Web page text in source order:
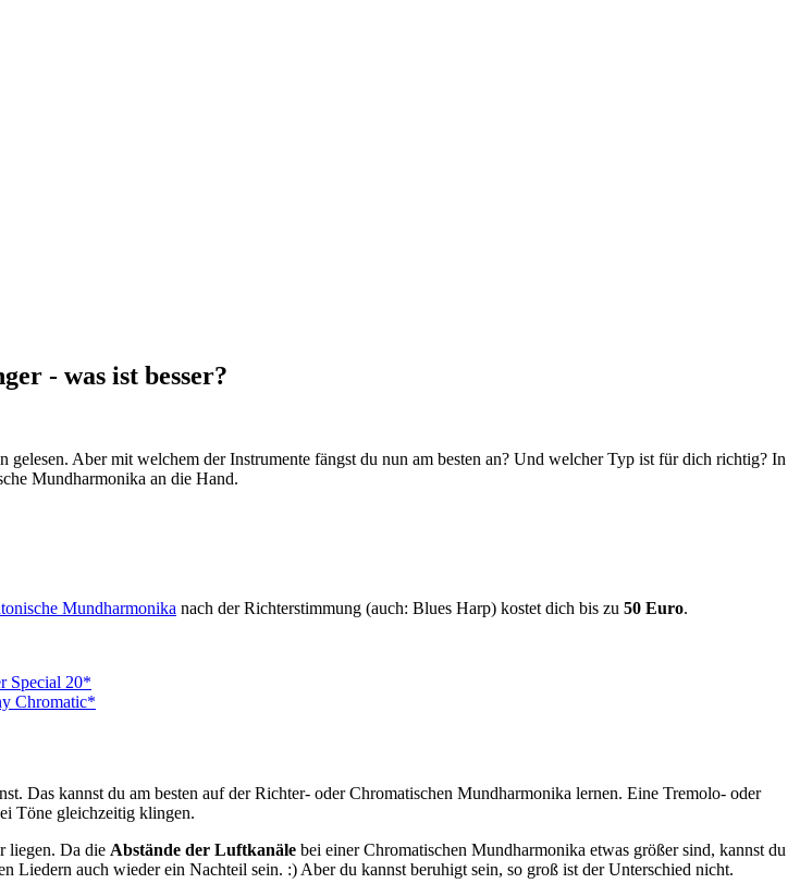
- was ist besser?
Aber mit welchem der Instrumente fängst du nun am besten an? Und welcher Typ ist fürdich richtig? In
Mundharmonika an die Hand.
Mundharmonika nach der Richterstimmung (auch: Blues Harp) kostet dich bis zu 50 Euro.
Special 20*
Chromatic*
Das kannst du am besten auf der Richter- oder Chromatischen Mundharmonika lernen. Eine Tremolo- oder
Töne gleichzeitig klingen.
liegen. Da die Abstände der Luftkanäle bei einer Chromatischen Mundharmonika etwas größer sind, kannst du
Liedern auch wieder ein Nachteil sein. :) Aber du kannst beruhigt sein, so groß ist der Unterschied nicht.